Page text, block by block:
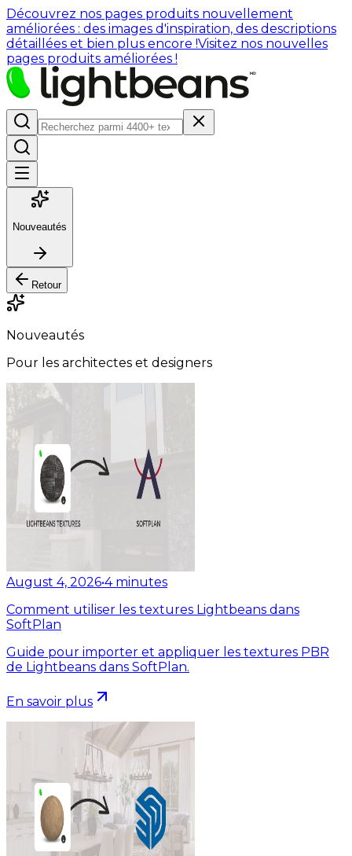
Découvrez nos pages produits nouvellement
améliorées : des images d'inspiration, des descriptions
détaillées et bien plus encore !Visitez nos nouvelles
pages produits améliorées !
Nouveautés
Retour
Nouveautés
Pour les architectes et designers
August 4, 2026•4 minutes
Comment utiliser les textures Lightbeans dans
SoftPlan
Guide pour importer et appliquer les textures PBR
de Lightbeans dans SoftPlan.
En savoir plus